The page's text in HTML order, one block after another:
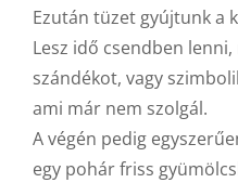
Ezután tüzet gyújtunk a
Lesz idő csendben
szándékot, vagy
ami már nem szolgál.
A végén pedig
egy pohár friss